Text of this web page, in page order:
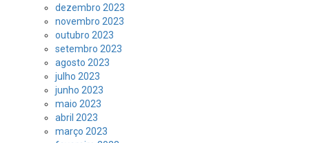
dezembro 2023
novembro 2023
outubro 2023
setembro 2023
agosto 2023
julho 2023
junho 2023
maio 2023
abril 2023
março 2023